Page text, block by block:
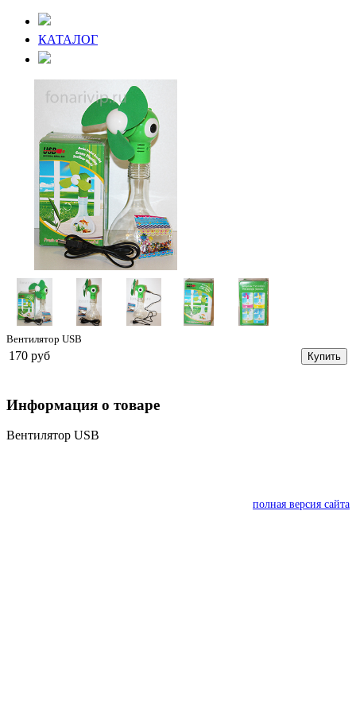
КАТАЛОГ
Вентилятор USB
170 руб Купить
Информация о товаре
Вентилятор USB
полная версия сайта